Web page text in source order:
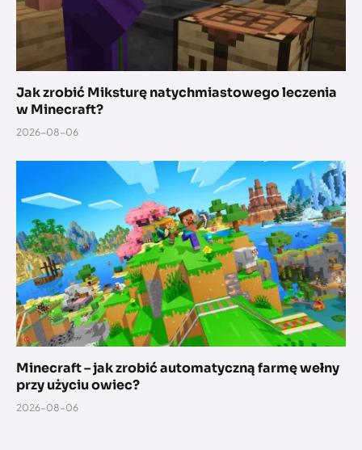
Jak zrobić Miksturę natychmiastowego leczenia
w Minecraft?
2026-08-06
Minecraft – jak zrobić automatyczną farmę wełny
przy użyciu owiec?
2026-08-06